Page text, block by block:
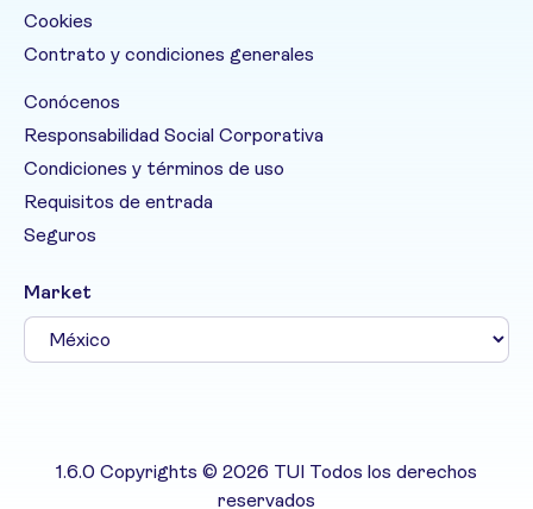
Cookies
Contrato y condiciones generales
Conócenos
Responsabilidad Social Corporativa
Condiciones y términos de uso
Requisitos de entrada
Seguros
Market
1.6.0 Copyrights © 2026 TUI Todos los derechos
reservados